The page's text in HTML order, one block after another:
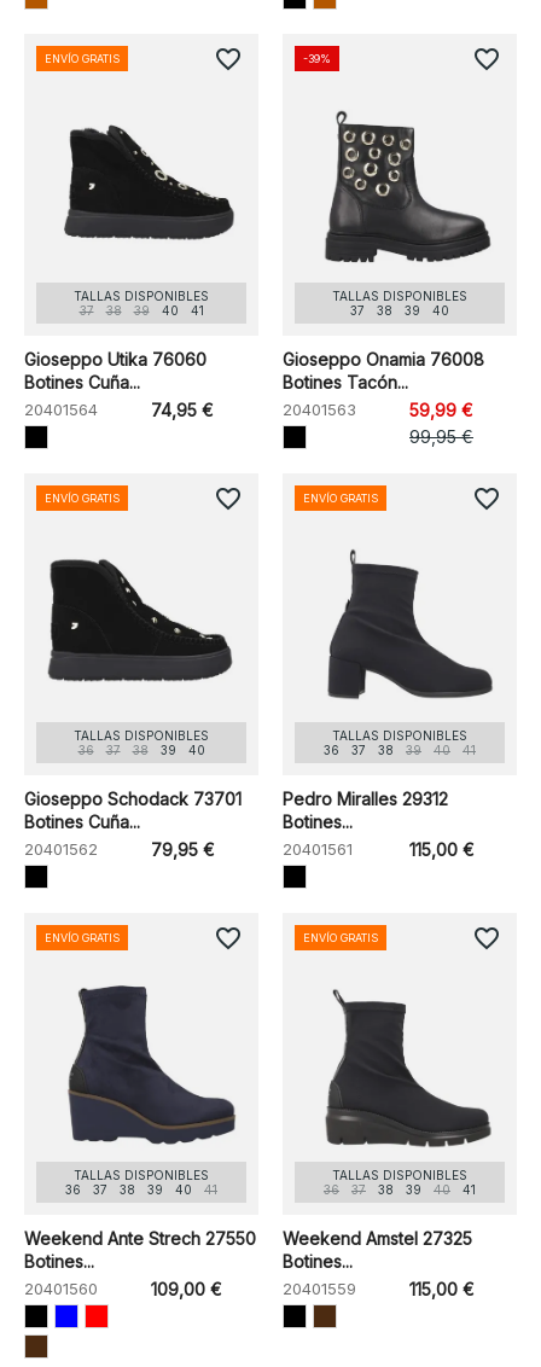
TALLAS DISPONIBLES
37
38 39 40 41
Gioseppo Utika 76060
Botines Cuña...
20401564 74,95 €
ENVÍO GRATIS favorite_border
TALLAS DISPONIBLES
37
38 39 40
Gioseppo Onamia 76008
Botines Tacón...
20401563
59,99 €
99,95 €
-39% favorite_border
TALLAS DISPONIBLES
36
37 38 39 40
Gioseppo Schodack 73701
Botines Cuña...
20401562 79,95 €
ENVÍO GRATIS favorite_border
TALLAS DISPONIBLES
36
37 38 39 40 41
Pedro Miralles 29312
Botines...
20401561 115,00 €
ENVÍO GRATIS favorite_border
TALLAS DISPONIBLES
36
37 38 39 40 41
Weekend Ante Strech 27550
Botines...
20401560 109,00 €
ENVÍO GRATIS favorite_border
TALLAS DISPONIBLES
36
37 38 39 40 41
Weekend Amstel 27325
Botines...
20401559 115,00 €
ENVÍO GRATIS favorite_border